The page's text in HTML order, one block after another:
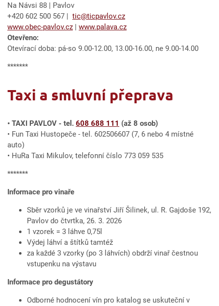
Na Návsi 88 | Pavlov
+420 602 500 567 | tic@ticpavlov.cz
www.obec-pavlov.cz | www.palava.cz
Otevřeno:
Otevírací doba: pá-so 9.00-12.00, 13.00-16.00, ne 9.00-14.00
*******
Taxi a smluvní přeprava
• TAXI PAVLOV - tel. 608 688 111 (až 8 osob)
• Fun Taxi Hustopeče - tel. 602506607 (7, 6 nebo 4 místné
auto)
• HuRa Taxi Mikulov, telefonní číslo 773 059 535
*******
Informace pro vinaře
Sběr vzorků je ve vinařství Jiří Šilinek, ul. R. Gajdoše 192,
Pavlov do čtvrtka, 26. 3. 2026
1 vzorek = 3 láhve 0,75l
Výdej láhví a štítků tamtéž
za každé 3 vzorky (po 3 láhvích) obdrží vinař čestnou
vstupenku na výstavu
Informace pro degustátory
Odborné hodnocení vín pro katalog se uskuteční v